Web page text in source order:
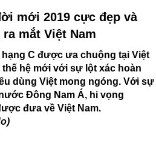
mới 2019 cực đẹp và
mắt Việt Nam
hạng C được ưa chuộng tại Việt
thế hệ mới với sự lột xác hoàn
dùng Việt mong ngóng. Với sự
Đông Nam Á, hi vọng
đưa về Việt Nam.